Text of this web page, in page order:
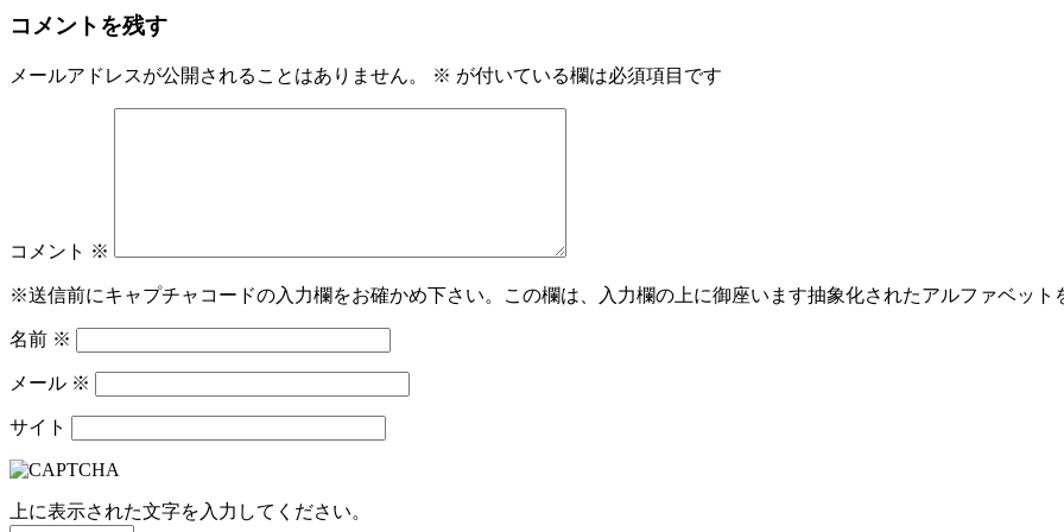
コメントを残す
メールアドレスが公開されることはありません。 ※ が付いている欄は必須項目です
コメント ※
※送信前にキャプチャコードの入力欄をお確かめ下さい。この欄は、入力欄の上に御座います抽象化されたアルファベット
名前 ※
メール ※
サイト
上に表示された文字を入力してください。